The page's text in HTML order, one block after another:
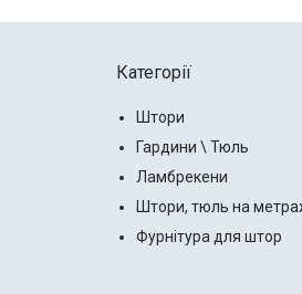
Категорії
Штори
Гардини \ Тюль
Ламбрекени
Штори, тюль на
Фурнітура для штор